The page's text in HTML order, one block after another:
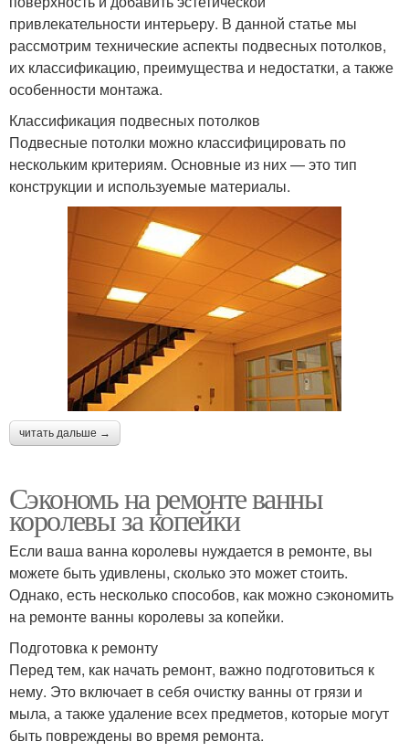
привлекательности интерьеру. В данной статье мы
рассмотрим технические аспекты подвесных потолков,
их классификацию, преимущества и недостатки, а также
особенности монтажа.
Классификация подвесных потолков
Подвесные потолки можно классифицировать по
нескольким критериям. Основные из них — это тип
конструкции и используемые материалы.
читать дальше →
Сэкономь на ремонте ванны
королевы за копейки
Если ваша ванна королевы нуждается в ремонте, вы
можете быть удивлены, сколько это может стоить.
Однако, есть несколько способов, как можно сэкономить
на ремонте ванны королевы за копейки.
Подготовка к ремонту
Перед тем, как начать ремонт, важно подготовиться к
нему. Это включает в себя очистку ванны от грязи и
мыла, а также удаление всех предметов, которые могут
быть повреждены во время ремонта.